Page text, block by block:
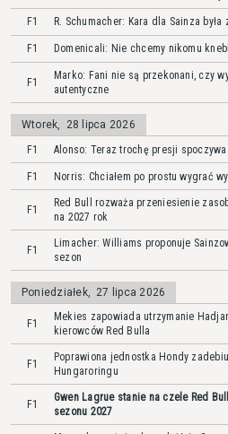
F1 R. Schumacher: Kara dla Sainza była
F1 Domenicali: Nie chcemy nikomu
F1
Marko: Fani nie są przekonani, czy
autentyczne
Wtorek,
28 lipca 2026
F1
Alonso: Teraz trochę presji
F1 Norris: Chciałem po prostu wygrać
F1
Red Bull rozważa przeniesienie
na 2027 rok
F1
Limacher: Williams proponuje
sezon
Poniedziałek, 27 lipca 2026
F1
Mekies zapowiada utrzymanie
kierowców Red Bulla
F1
Poprawiona jednostka Hondy
Hungaroringu
F1
Gwen Lagrue stanie na czele Red
sezonu 2027